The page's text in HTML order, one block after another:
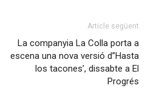
Article següent
La companyia La Colla porta a
escena una nova versió d”Hasta
los tacones’, dissabte a El
Progrés